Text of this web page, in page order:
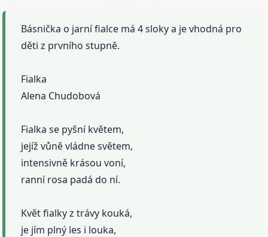
Básnička o jarní fialce má 4 sloky a je vhodná pro
děti z prvního stupně.
Fialka
Alena Chudobová
Fialka se pyšní květem,
jejíž vůně vládne světem,
intensivně krásou voní,
ranní rosa padá do ní.
Květ fialky z trávy kouká,
je jím plný les i louka,